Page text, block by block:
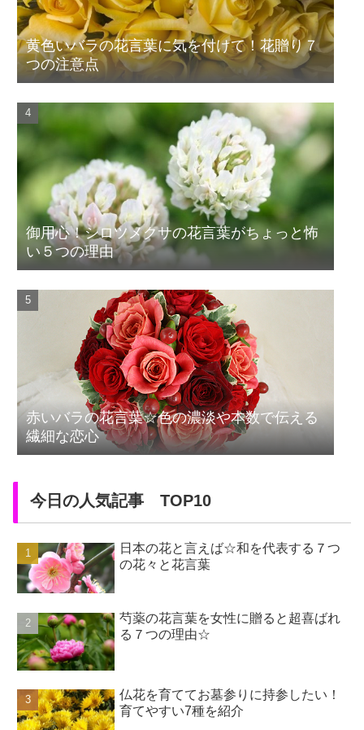
黄色いバラの花言葉に気を付けて！花贈り７
つの注意点
御用心！シロツメクサの花言葉がちょっと怖
い５つの理由
赤いバラの花言葉☆色の濃淡や本数で伝える
繊細な恋心
今日の人気記事 TOP10
日本の花と言えば☆和を代表する７つ
の花々と花言葉
芍薬の花言葉を女性に贈ると超喜ばれ
る７つの理由☆
仏花を育ててお墓参りに持参したい！
育てやすい7種を紹介